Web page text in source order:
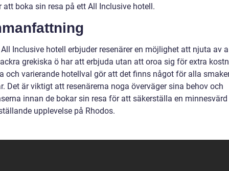
att boka sin resa på ett All Inclusive hotell.
Inclusive hotell erbjuder resenärer en möjlighet att njuta av
grekiska ö har att erbjuda utan att oroa sig för extra
och varierande hotellval gör att det finns något för alla
Det är viktigt att resenärerna noga överväger sina behov och
innan de bokar sin resa för att säkerställa en
upplevelse på Rhodos.